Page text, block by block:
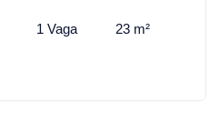
1 Vaga 23 m²